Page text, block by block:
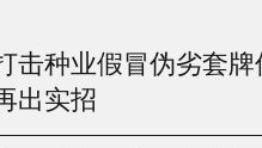
击种业假冒伪劣套
出实招